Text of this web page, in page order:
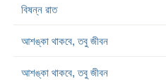
বিষন্ন রাত
আশঙ্কা থাকবে, তবু জীবন
আশঙ্কা থাকবে, তবু জীবন